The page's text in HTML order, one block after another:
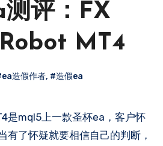
评：FX
MT4
造假作者, #造假ea
有了怀疑就要相信自己的判断，